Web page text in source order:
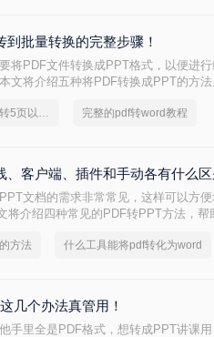
批量转换的完整步骤！
将PDF文件转换成PPT格式，以便进
文将介绍五种将PDF转换成PPT的方法
pdf转换成word免费转5页以上的 完整的pdf转word教程
客户端、插件和手动各有什么区
文档的需求非常常见，这样可以方
将介绍四种常见的PDF转PPT方法，帮
方法 什么工具能将pdf转化为word
几个办法真管用！
手里全是PDF格式，想转成PPT讲课